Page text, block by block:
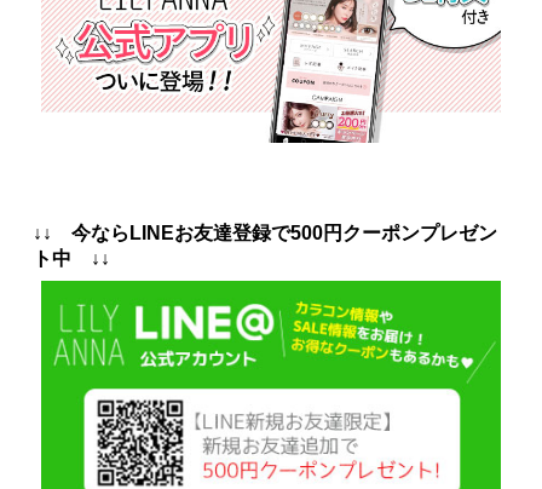
↓↓ 今ならLINEお友達登録で500円クーポンプレゼン
ト中 ↓↓